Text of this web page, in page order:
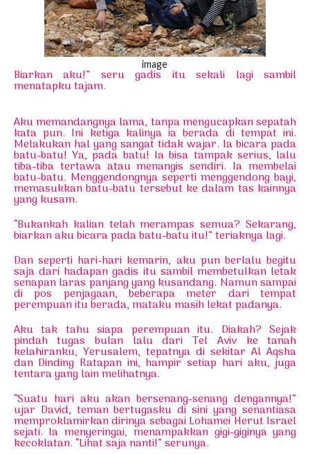
image
Biarkan aku!” seru gadis itu sekali lagi sambil
menatapku tajam.
Aku memandangnya lama, tanpa mengucapkan sepatah
kata pun. Ini ketiga kalinya ia berada di tempat ini.
Melakukan hal yang sangat tidak wajar. Ia bicara pada
batu-batu! Ya, pada batu! Ia bisa tampak serius, lalu
tiba-tiba tertawa atau menangis sendiri. Ia membelai
batu-batu. Menggendongnya seperti menggendong bayi,
memasukkan batu-batu tersebut ke dalam tas kainnya
yang kusam.
“Bukankah kalian telah merampas semua? Sekarang,
biarkan aku bicara pada batu-batu itu!” teriaknya lagi.
Dan seperti hari-hari kemarin, aku pun berlalu begitu
saja dari hadapan gadis itu sambil membetulkan letak
senapan laras panjang yang kusandang. Namun sampai
di pos penjagaan, beberapa meter dari tempat
perempuan itu berada, mataku masih lekat padanya.
Aku tak tahu siapa perempuan itu. Diakah? Sejak
pindah tugas bulan lalu dari Tel Aviv ke tanah
kelahiranku, Yerusalem, tepatnya di sekitar Al Aqsha
dan Dinding Ratapan ini, hampir setiap hari aku, juga
tentara yang lain melihatnya.
“Suatu hari aku akan bersenang-senang dengannya!”
ujar David, teman bertugasku di sini yang senantiasa
memproklamirkan dirinya sebagai Lohamei Herut Israel
sejati. Ia menyeringai, menampakkan gigi-giginya yang
kecoklatan. “Lihat saja nanti!” serunya.